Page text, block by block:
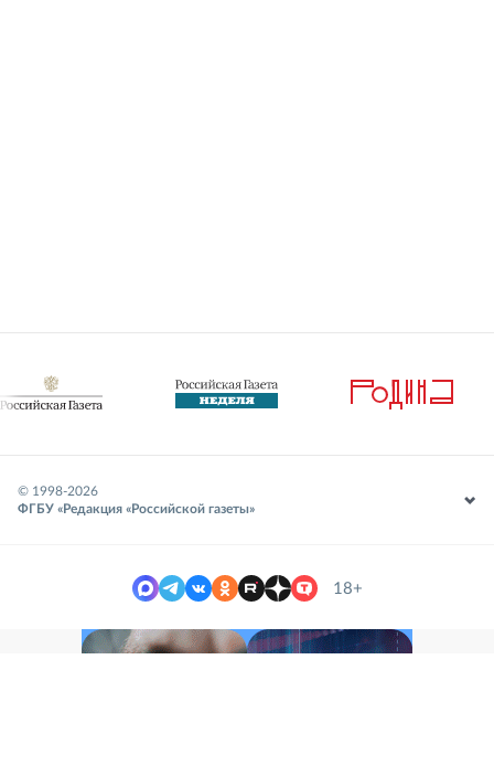
© 1998-2026
ФГБУ «Редакция «Российской газеты»
18+